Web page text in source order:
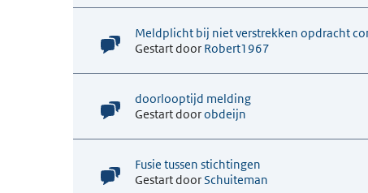
Meldplicht bij niet verstrekken opdracht
Gestart door Robert1967
doorlooptijd melding
Gestart doorobdeijn
Fusie tussen stichtingen
Gestart door Schuiteman